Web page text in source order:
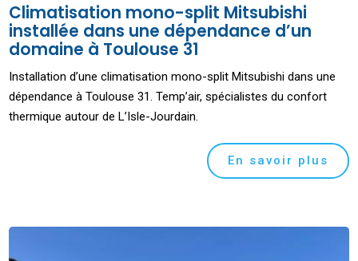
Climatisation mono-split Mitsubishi
installée dans une dépendance d’un
domaine à Toulouse 31
Installation d’une climatisation mono-split Mitsubishi dans une
dépendance à Toulouse 31. Temp’air, spécialistes du confort
thermique autour de L’Isle-Jourdain.
En savoir plus